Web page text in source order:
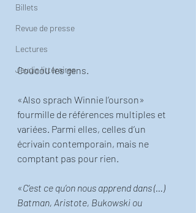
Billets
Revue de presse
Lectures
Jeudis littéraires
Coucou les gens.
«Also sprach Winnie l’ourson»
fourmille de références multiples et
variées. Parmi elles, celles d’un
écrivain contemporain, mais ne
comptant pas pour rien.
«C’est ce qu’on nous apprend dans (…)
Batman, Aristote, Bukowski ou